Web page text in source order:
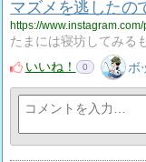
マズメを逃したの
https://
たまには寝坊してみる
いいね！
0 ボ